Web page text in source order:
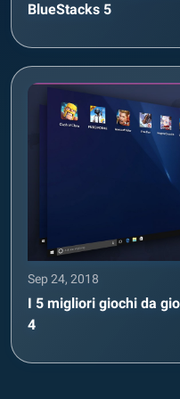
BlueStacks 5
Sep 24, 2018
I 5 migliori giochi da
4